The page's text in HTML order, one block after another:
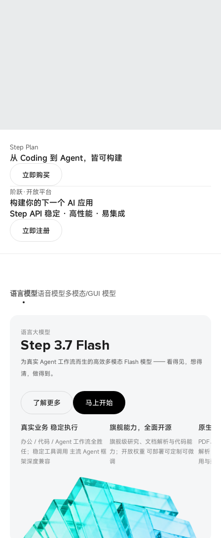
Step Plan
从 Coding 到 Agent，皆可构建
立即购买
阶跃·开放平台
构建你的下一个 AI 应用
Step API 稳定 · 高性能 · 易集成
立即注册
语言模型语音模型多模态/GUI 模型
语言大模型
Step 3.7 Flash
为真实 Agent 工作流而生的高效多模态 Flash 模型 —— 看得见，想得
清，做得到。
了解更多 马上开始
真实业务 稳定执行
办公 / 代码 / Agent 工作流全胜
任；稳定工具调用 主流 Agent 框
架深度兼容
旗舰能力，全面开源
旗舰级研究、文档解析与代码能
力；开放权重 可部署可定制可微
调
原生
PDF、
解析；
用与延